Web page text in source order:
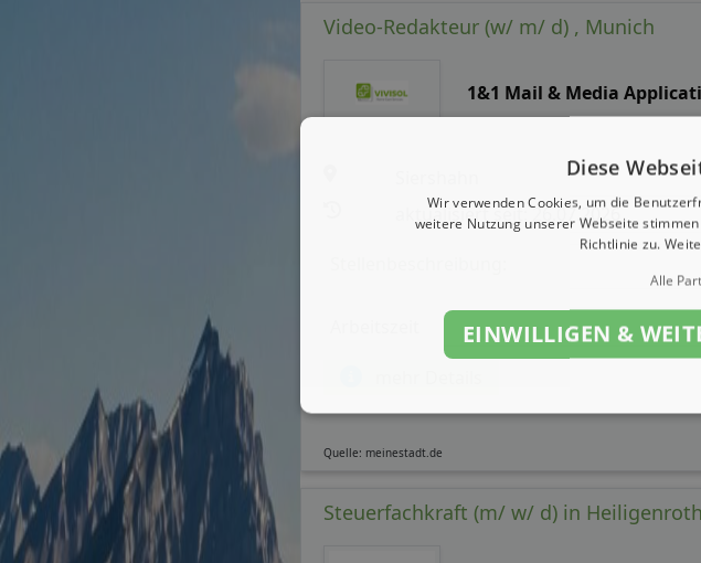
Video-Redakteur (w/ m/ d) , Munich
1&1 Mail & Media
aktualisiert seit: 26.07.2026
Quelle: meinestadt.de
Steuerfachkraft (m/ w/ d) in
Diese
Wir verwenden Cookies, um die
weitere Nutzung unserer Webseite
Richtlinie zu.
Alle
EINWILLIGEN &